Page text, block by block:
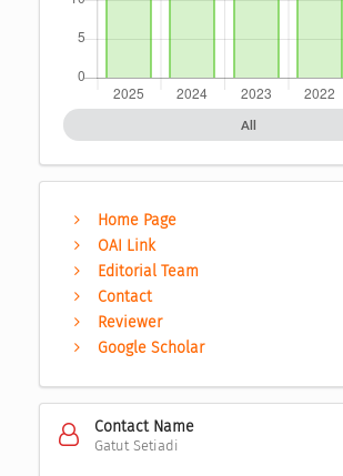
All
Home Page
OAI Link
Editorial Team
Contact
Reviewer
Google Scholar
Contact Name
Gatut Setiadi